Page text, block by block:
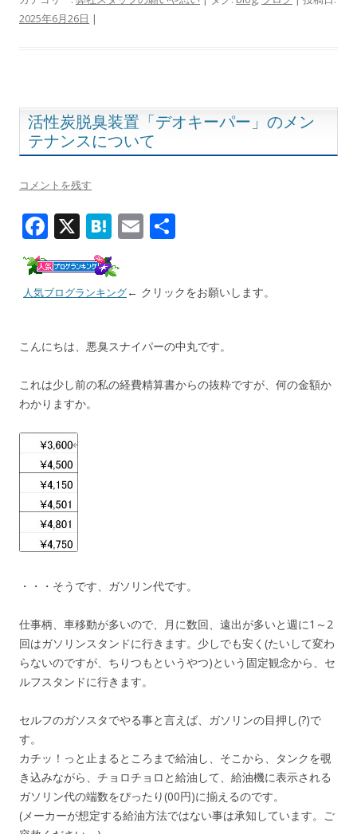
b
k
2025年6月26日 |
活性炭脱臭装置「デオキーパー」のメン
テナンスについて
コメントを残す
F
ac
e
b
o
k
X H
e
n
E
l
人気ブログランキング← クリックをお願いします。
こんにちは、悪臭スナイパーの中丸です。
これは少し前の私の経費精算書からの抜粋ですが、何の金額か
わかりますか。
・・・そうです、ガソリン代です。
仕事柄、車移動が多いので、月に数回、遠出が多いと週に1～2
回はガソリンスタンドに行きます。少しでも安く(たいして変わ
らないのですが、ちりつもというやつ)という固定観念から、セ
ルフスタンドに行きます。
セルフのガソスタでやる事と言えば、ガソリンの目押し(?)で
す。
カチッ！っと止まるところまで給油し、そこから、タンクを覗
き込みながら、チョロチョロと給油して、給油機に表示される
ガソリン代の端数をぴったり(00円)に揃えるのです。
(メーカーが想定する給油方法ではない事は承知しています。ご